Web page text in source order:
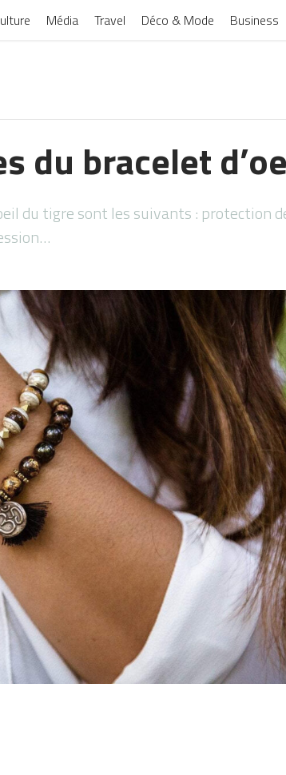
Média Travel Déco & Mode Business
du bracelet
du tigre sont les suivants : protection